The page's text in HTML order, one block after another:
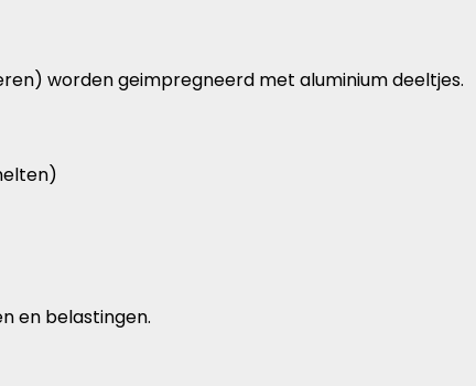
worden geimpregneerd met aluminium deeltjes.
en belastingen.